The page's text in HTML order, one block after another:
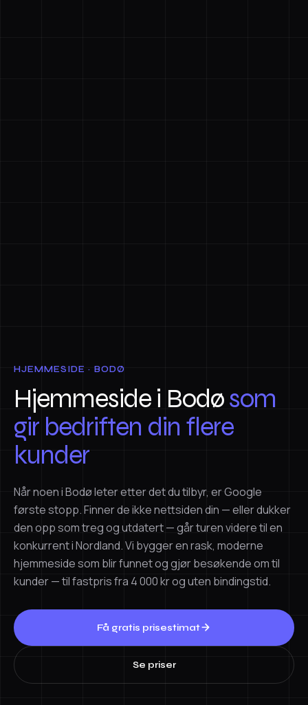
HJEMMESIDE · BODØ
Hjemmeside i Bodøsom
gir bedriften din flere
kunder
Når noen i Bodø leter etter det du tilbyr, er Google
første stopp. Finner de ikke nettsiden din — eller dukker
den opp som treg og utdatert — går turen videre til en
konkurrent i Nordland. Vi bygger en rask, moderne
hjemmeside som blir funnet og gjør besøkende om til
kunder — til fastpris fra 4 000 kr og uten bindingstid.
Få gratis prisestimat
Se priser